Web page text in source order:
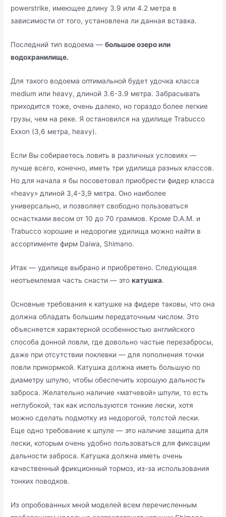
powerstrike, имеющее длину 3.9 или 4.2 метра в
зависимости от того, установлена ли данная вставка.
Последний тип водоема —большое озеро или
водохранилище.
Для такого водоема оптимальной будет удочка класса
medium или heavy, длиной 3.6-3.9 метра. Забрасывать
приходится тоже, очень далеко, но гораздо более легкие
грузы, чем на реке. Я остановился на удилище Trabucco
Exxon (3,6 метра, heavy).
Если Вы собираетесь ловить в различных условиях —
лучше всего, конечно, иметь три удилища разных классов.
Но для начала я бы посоветовал приобрести фидер класса
«heavy» длиной 3,4-3,9 метра. Оно наиболее
универсально, и позволяет свободно пользоваться
оснастками весом от 10 до 70 граммов. Кроме D.A.M. и
Trabucco хорошие и недорогие удилища можно найти в
ассортименте фирм Daiwa, Shimano.
Итак — удилище выбрано и приобретено. Следующая
неотъемлемая часть снасти — этокатушка.
Основные требования к катушке на фидере таковы, что она
должна обладать большим передаточным числом. Это
объясняется характерной особенностью английского
способа донной ловли, где довольно частые перезабросы,
даже при отсутствии поклевки — для пополнения точки
ловли прикормкой. Катушка должна иметь большую по
диаметру шпулю, чтобы обеспечить хорошую дальность
заброса. Желательно наличие «матчевой» шпули, то есть
неглубокой, так как используются тонкие лески, хотя
можно сделать подмотку из недорогой, толстой лески.
Еще одно требование к шпуле — это наличие защипа для
лески, которым очень удобно пользоваться для фиксации
дальности заброса. Катушка должна иметь очень
качественный фрикционный тормоз, из-за использования
тонких поводков.
Из опробованных мной моделей всем перечисленным